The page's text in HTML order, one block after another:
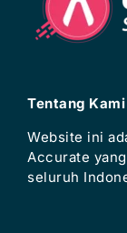
Tentang Kami
Website ini
Accurate
seluruh